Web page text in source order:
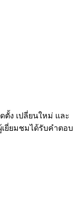
ง เปลี่ยนใหม่ และ
ยี่ยมชมได้รับคำตอบ